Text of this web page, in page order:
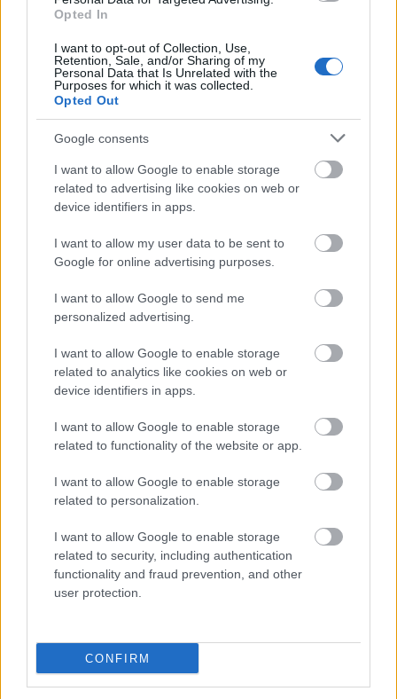
Opted In
I want to opt-out of Collection, Use,
Retention, Sale, and/or Sharing of my
Personal Data that Is Unrelated with the
Purposes for which it was collected.
Opted Out
Google consents
I want to allow Google to enable storage
related to advertising like cookies on web or
device identifiers in apps.
I want to allow my user data to be sent to
Google for online advertising purposes.
I want to allow Google to send me
personalized advertising.
I want to allow Google to enable storage
related to analytics like cookies on web or
device identifiers in apps.
I want to allow Google to enable storage
related to functionality of the website or app.
I want to allow Google to enable storage
related to personalization.
I want to allow Google to enable storage
related to security, including authentication
functionality and fraud prevention, and other
user protection.
CONFIRM
mulatságosnak mutatja. Hanem igen pontosan
csak pattogóbbnak, pergőbbnek, szinte
derűsebbnek tetszik a játék a szokottnál. A súlyok
menet közben rakódnak rá.Pálffy Tibor
Lorándremek tempóban riposztozik, nem ad
lehetőséget mélyebb értelmezésre, nem igyekszik azt
filozófiai dolgokról van szó. AztánNemes Levente
behoz egy derűs, életkedvtől duzzadó, hatalmára,
életerejére büszke Pozzót,Péter Hilda
fura, groteszk, tompa, de nagyon nyílt tekintetű
Luckyt.
Szünet után lesz a játék egyre fájdalmasabb. Didi és
Gogó érzelmi viszonyára is erős hangsúly esik, a
magatehetetlen, megvakult Pozzo pedig szó szerint
és átvitt értelemben is elesett helyzetéből nehezen
felegyenesedve, tiszta, nemes pátosszal mondja el a
tehát értelmetlen, értelmezhetetlen voltáról. Azt
hihetnénk, Nemes Levente nagy színházi pillanata
töredezetten, a megértés szándékával és a
fölismeréstől rettegve idézi föl a hallottakat. Félelme
és megvilágosodása egyszerre ragad át a nézőre.
Nem filozófiai leckét kaptunk, hanem egy nagy,
fájdalmas élmény részesei lehettünk.
A csalóka remény szertefoszlott, Godot
természetesen ezúttal sem jött el, de ez már
szerző:Zappe László,Kisvárdai Lapok